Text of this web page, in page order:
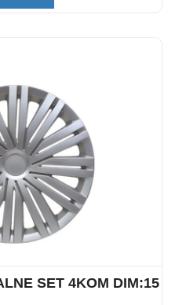
SET 4KOM DIM:15